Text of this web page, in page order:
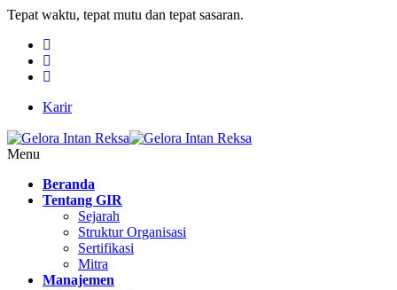
Tepat waktu, tepat mutu dan tepat sasaran.
Karir
Menu
Beranda
Tentang GIR
Sejarah
Struktur Organisasi
Sertifikasi
Mitra
Manajemen